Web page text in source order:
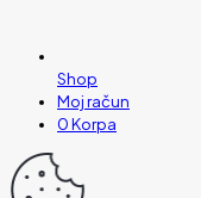
Shop
Moj račun
0Korpa